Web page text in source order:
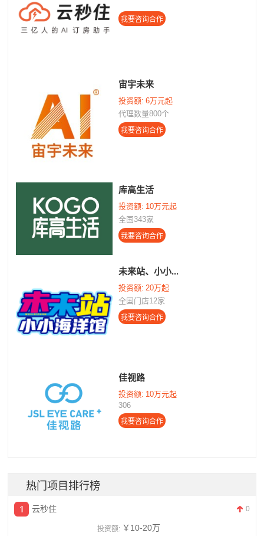
宙宇未来
投资额: 6万元起
代理数量800个
库高生活
投资额: 10万元起
全国343家
未来站、小小...
投资额: 20万起
全国门店12家
佳视路
投资额: 10万元起
306
热门项目排行榜
云秒住 0
投资额: ￥10-20万